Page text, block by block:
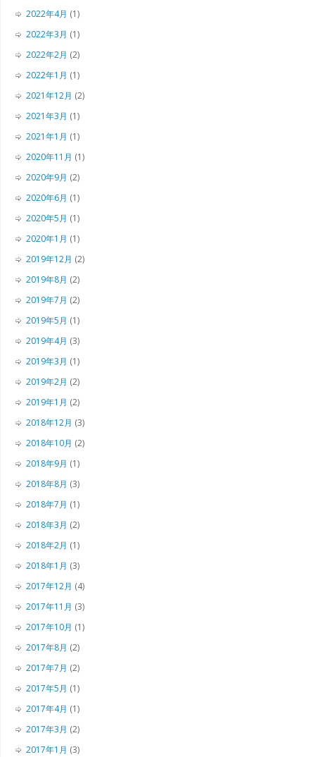
2022年4月 (1)
2022年3月 (1)
2022年2月 (2)
2022年1月 (1)
2021年12月 (2)
2021年3月 (1)
2021年1月 (1)
2020年11月 (1)
2020年9月 (2)
2020年6月 (1)
2020年5月 (1)
2020年1月 (1)
2019年12月 (2)
2019年8月 (2)
2019年7月 (2)
2019年5月 (1)
2019年4月 (3)
2019年3月 (1)
2019年2月 (2)
2019年1月 (2)
2018年12月 (3)
2018年10月 (2)
2018年9月 (1)
2018年8月 (3)
2018年7月 (1)
2018年3月 (2)
2018年2月 (1)
2018年1月 (3)
2017年12月 (4)
2017年11月 (3)
2017年10月 (1)
2017年8月 (2)
2017年7月 (2)
2017年5月 (1)
2017年4月 (1)
2017年3月 (2)
2017年1月 (3)